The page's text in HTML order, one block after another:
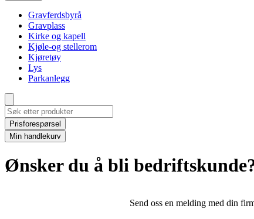
Gravferdsbyrå
Gravplass
Kirke og kapell
Kjøle-og stellerom
Kjøretøy
Lys
Parkanlegg
Prisforespørsel
Min handlekurv
Ønsker du å bli
Send oss en melding med din